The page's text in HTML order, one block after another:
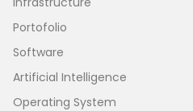
Portofolio
Software
Artificial Intelligence
Operating System